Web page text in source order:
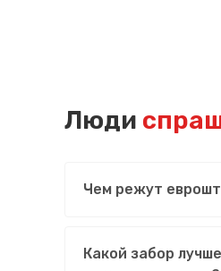
Люди
Чем режут
Какой забор